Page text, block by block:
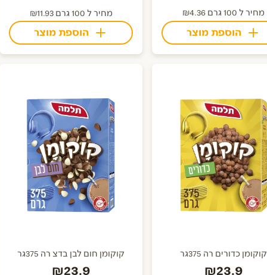
מחיר ל 100 גרם ₪4.36
הוספת מוצר
מחיר ל 100 גרם ₪11.93
הוספת מוצר
קוקומן כדורים רה 375גר
₪23.9
קוקומן חום לבן בדצ רה 375גר
₪23.9